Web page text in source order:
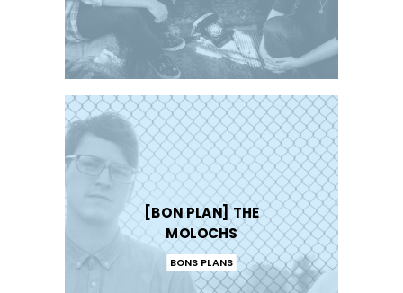
[BON PLAN] THE
MOLOCHS
BONS PLANS